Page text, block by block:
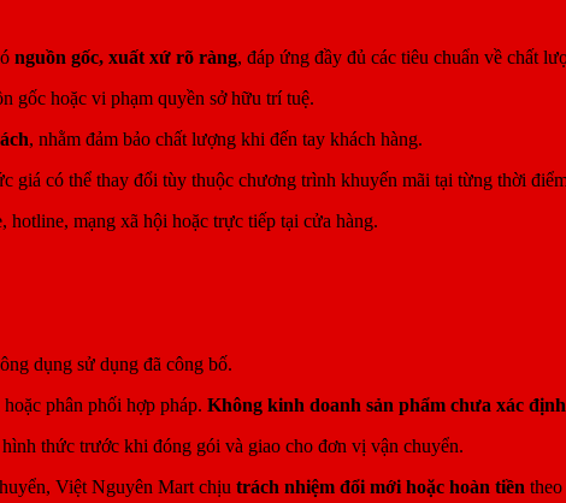
nguồn gốc, xuất xứ rõ ràng, đáp ứng đầy đủ các tiêu chuẩn về chất
gốc hoặc vi phạm quyền sở hữu trí tuệ.
, nhằm đảm bảo chất lượng khi đến tay khách hàng.
giá có thể thay đổi tùy thuộc chương trình khuyến mãi tại từng thời
hotline, mạng xã hội hoặc trực tiếp tại cửa hàng.
dụng sử dụng đã công bố.
phân phối hợp pháp. Không kinh doanh sản phẩm chưa xác
thức trước khi đóng gói và giao cho đơn vị vận chuyển.
Việt Nguyên Mart chịu trách nhiệm đổi mới hoặc hoàn tiền